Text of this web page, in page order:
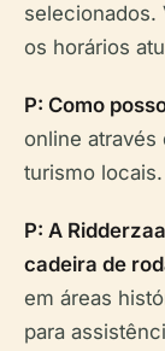
selecionados.
os horários
P: Como
online através
turismo locais.
P: A
cadeira de
em áreas
para